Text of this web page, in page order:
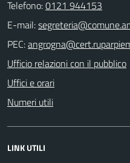
Telefono:0121 944153
E-mail:
PEC:
Ufficio relazioni con il pubblico
Uffici e orari
Numeri utili
LINK UTILI